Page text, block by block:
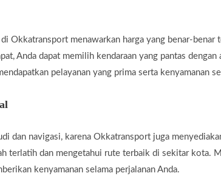
Okkatransport menawarkan harga yang benar-
Anda dapat memilih kendaraan yang pantas
pelayanan yang prima serta kenyamanan
dan navigasi, karena Okkatransport juga
terlatih dan mengetahui rute terbaik di sekitar kota.
kenyamanan selama perjalanan Anda.